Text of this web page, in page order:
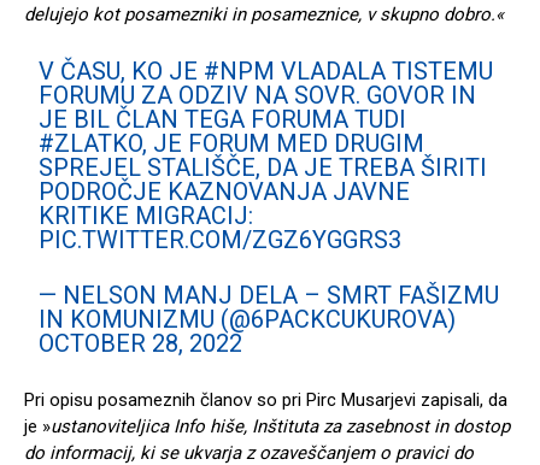
delujejo kot posamezniki in posameznice, v skupno dobro.«
V ČASU, KO JE #NPM VLADALA TISTEMU
FORUMU ZA ODZIV NA SOVR. GOVOR IN
JE BIL ČLAN TEGA FORUMA TUDI
#ZLATKO, JE FORUM MED DRUGIM
SPREJEL STALIŠČE, DA JE TREBA ŠIRITI
PODROČJE KAZNOVANJA JAVNE
KRITIKE MIGRACIJ:
PIC.TWITTER.COM/ZGZ6YGGRS3
— NELSON MANJ DELA – SMRT FAŠIZMU
IN KOMUNIZMU (@6PACKCUKUROVA)
OCTOBER 28, 2022
Pri opisu posameznih članov so pri Pirc Musarjevi zapisali, da
je »ustanoviteljica Info hiše, Inštituta za zasebnost in dostop
do informacij, ki se ukvarja z ozaveščanjem o pravici do